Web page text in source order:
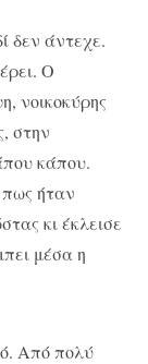
δεν άντεχε.
Ο
νοικοκύρης
στην
κάπου.
ήταν
κι έκλεισε
μέσα η
Από πολύ